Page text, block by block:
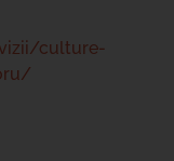
culture-